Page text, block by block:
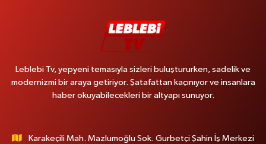
Leblebi Tv, yepyeni temasıyla sizleri buluştururken, sadelik ve
modernizmi bir araya getiriyor. Şatafattan kaçınıyor ve insanlara
haber okuyabilecekleri bir altyapı sunuyor.
Karakeçili Mah. Mazlumoğlu Sok. Gurbetçi Şahin İş Merkezi